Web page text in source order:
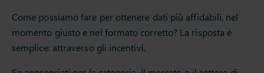
Come possiamo fare per ottenere dati più affidabili, nel
momento giusto e nel formato corretto? La risposta è
semplice: attraverso gli incentivi.